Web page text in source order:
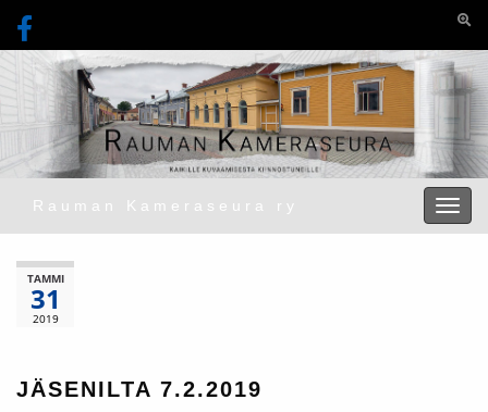
Rauman Kameraseura ry
TAMMI
31
2019
JÄSENILTA 7.2.2019